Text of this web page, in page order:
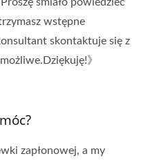
wstępne
skontaktuje się z
》
zapłonowej, a my